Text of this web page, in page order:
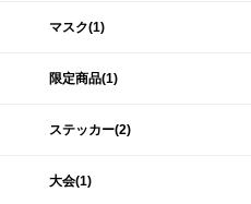
マスク(1)
限定商品(1)
ステッカー(2)
大会(1)